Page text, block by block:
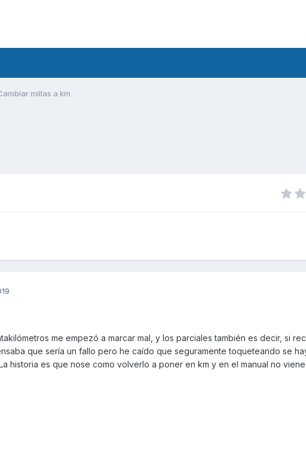
millas a km
me empezó a marcar mal, y los parciales también es decir, si
que sería un fallo pero he caído que seguramente toqueteando se
historia es que nose como volverlo a poner en km y en el manual no